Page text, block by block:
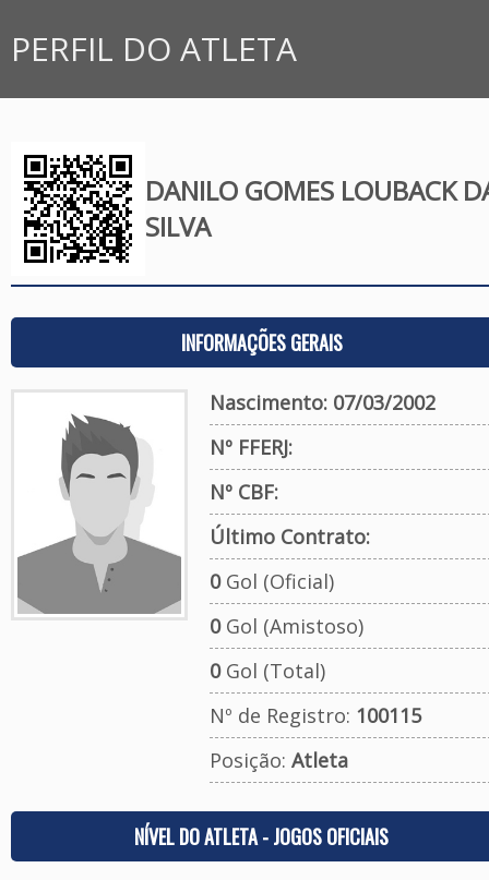
PERFIL DO ATLETA
DANILO GOMES LOUBACK
SILVA
INFORMAÇÕES GERAIS
Nascimento: 07/03/2002
Nº FFERJ:
Nº CBF:
Último Contrato:
0Gol (Oficial)
0Gol (Amistoso)
0Gol (Total)
Nº de Registro: 100115
Posição: Atleta
NÍVEL DO ATLETA - JOGOS OFICIAIS